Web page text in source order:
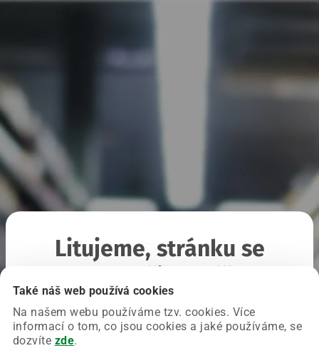
Také náš web používá cookies
Na našem webu používáme tzv. cookies. Více
informací o tom, co jsou cookies a jaké používáme, se
dozvíte zde.
Litujeme, stránku se
Chyba nastala na naší straně a už ji opravujeme.
Zkuste prosím znovu načíst požadovanou stránku.